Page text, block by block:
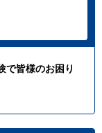
で皆様のお困り